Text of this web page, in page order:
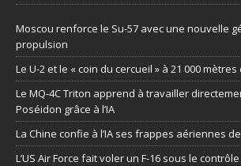
Moscou renforce le Su-57 avec une nouvelle
propulsion
Le U-2 et le « coin du cercueil » à 21 000 mètres
Le MQ-4C Triton apprend à travailler
Poséidon grâce à l’IA
La Chine confie à l’IA ses frappes aériennes
L’US Air Force fait voler un F-16 sous le contrôle